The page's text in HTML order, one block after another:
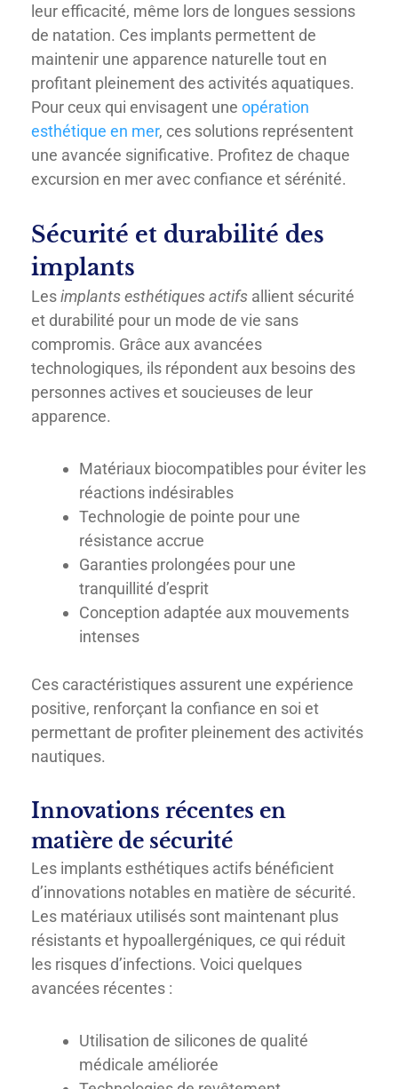
leur efficacité, même lors de longues sessions
de natation. Ces implants permettent de
maintenir une apparence naturelle tout en
profitant pleinement des activités aquatiques.
Pour ceux qui envisagent une opération
esthétique en mer, ces solutions représentent
une avancée significative. Profitez de chaque
excursion en mer avec confiance et sérénité.
Sécurité et durabilité des
implants
Lesimplants esthétiques actifs allient sécurité
et durabilité pour un mode de vie sans
compromis. Grâce aux avancées
technologiques, ils répondent aux besoins des
personnes actives et soucieuses de leur
apparence.
Matériaux biocompatibles pour éviter les
réactions indésirables
Technologie de pointe pour une
résistance accrue
Garanties prolongées pour une
tranquillité d’esprit
Conception adaptée aux mouvements
intenses
Ces caractéristiques assurent une expérience
positive, renforçant la confiance en soi et
permettant de profiter pleinement des activités
nautiques.
Innovations récentes en
matière de sécurité
Les implants esthétiques actifs bénéficient
d’innovations notables en matière de sécurité.
Les matériaux utilisés sont maintenant plus
résistants et hypoallergéniques, ce qui réduit
les risques d’infections. Voici quelques
avancées récentes :
Utilisation de silicones de qualité
médicale améliorée